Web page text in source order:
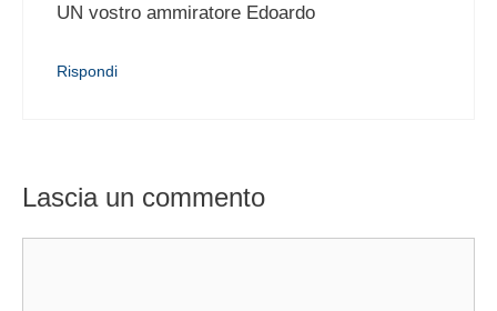
UN vostro ammiratore Edoardo
Rispondi
Lascia un commento